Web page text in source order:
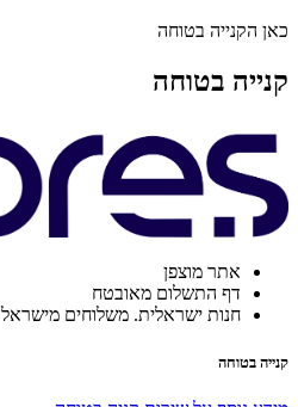
כאן הקנייה בטוחה
קנייה בטוחה
אתר מוצפן
דף התשלום מאובטח
חנות ישראלית. משלוחים מישראל
קנייה בטוחה